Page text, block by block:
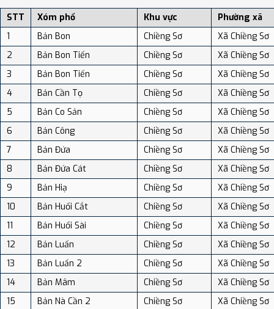
STT Xóm phố Khu vực
Phường xã
1
Bản Bon Chiềng Sơ
Xã Chiềng Sơ
2
Bản Bon Tiến Chiềng Sơ
Xã Chiềng Sơ
3
Bản Bon Tiến Chiềng Sơ
Xã Chiềng Sơ
4
Bản Cần Tọ Chiềng Sơ
Xã Chiềng Sơ
5
Bản Co Sản Chiềng Sơ
Xã Chiềng Sơ
6
Bản Công Chiềng Sơ
Xã Chiềng Sơ
7
Bản Đứa Chiềng Sơ
Xã Chiềng Sơ
8
Bản Đứa Cát Chiềng Sơ
Xã Chiềng Sơ
9
Bản Hiạ Chiềng Sơ
Xã Chiềng Sơ
10
Bản Huổi Cắt Chiềng Sơ
Xã Chiềng Sơ
11
Bản Huổi Sài Chiềng Sơ
Xã Chiềng Sơ
12
Bản Luấn Chiềng Sơ
Xã Chiềng Sơ
13
Bản Luấn 2 Chiềng Sơ
Xã Chiềng Sơ
14
Bản Mâm Chiềng Sơ
Xã Chiềng Sơ
15
Bản Nà Cần 2 Chiềng Sơ
Xã Chiềng Sơ